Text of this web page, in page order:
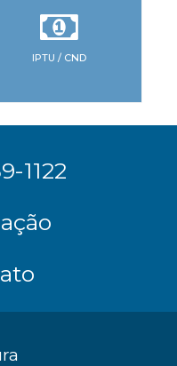
IPTU / CND
1122